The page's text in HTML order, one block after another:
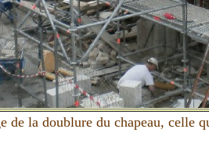
de la doublure du chapeau, celle